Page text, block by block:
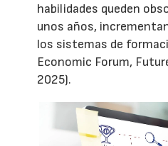
habilidades queden
unos años,
los sistemas de
Economic Forum,
2025).